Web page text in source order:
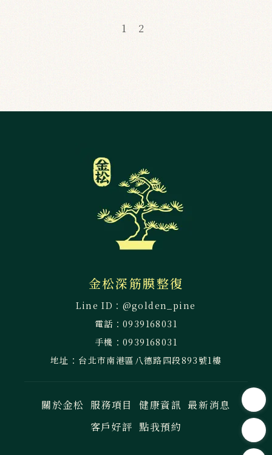
1 2
@golden_pine
0939168031
0939168031
台北市南港區八德路四段893號1樓
關於金松 服務項目 健康資訊 最新消息
客戶好評 點我預約